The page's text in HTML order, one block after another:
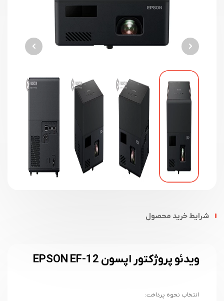
شرایط خرید محصول
ویدئو پروژکتور اپسون EPSON EF-12
انتخاب نحوه پرداخت: